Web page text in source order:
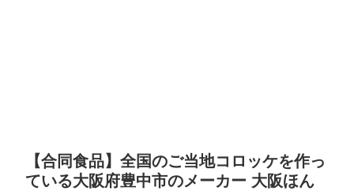
【合同食品】全国のご当地コロッケを作っ
ている大阪府豊中市のメーカー 大阪ほん